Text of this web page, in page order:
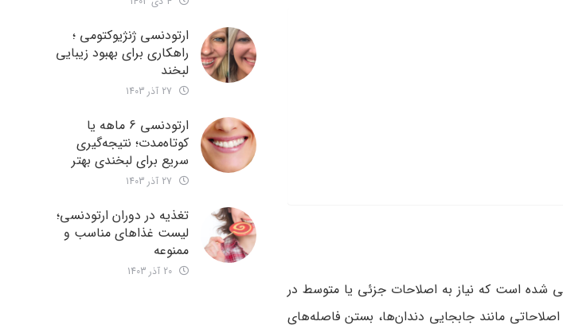
طراحی شده است که نیاز به اصلاحات جزئی یا متوسط در
اصلاحاتی مانند جابجایی دندان‌ها، بستن فاصله‌های
ارتودنسی ژنژیوکتومی ؛
راهکاری برای بهبود زیبایی
لبخند
ارتودنسی 6 ماهه یا
کوتاه‌مدت؛ نتیجه‌گیری
سریع برای لبخندی بهتر
تغذیه در دوران ارتودنسی؛
لیست غذاهای مناسب و
ممنوعه